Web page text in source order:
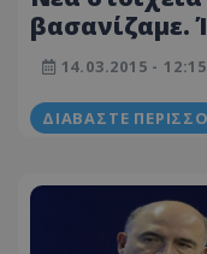
βασανίζαμε.
μοναστήρι"
διευθυντής
να
14.03.2015 - 12:15
ΔΙΑΒΆΣΤΕ